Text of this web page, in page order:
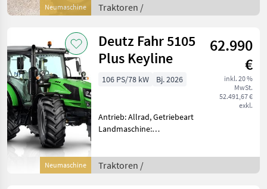
Neumaschine
540/540E/1000,
Höchstgeschwindigkeit in
Traktoren /
Neumaschine
Deutz Fahr 5105
Plus Keyline
62.990
€
inkl. 20 %
MwSt.
52.491,67 €
exkl.
106 PS/78 kW Bj. 2026
Antrieb: Allrad, Getriebeart
Landmaschine:
Zapfwellendrehzahl:
540/540E,
Traktoren /